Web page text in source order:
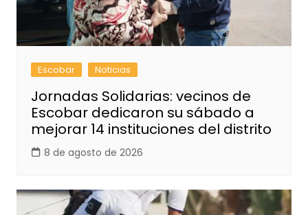
Escobar Noticias
Jornadas Solidarias: vecinos de
Escobar dedicaron su sábado a
mejorar 14 instituciones del distrito
8 de agosto de 2026